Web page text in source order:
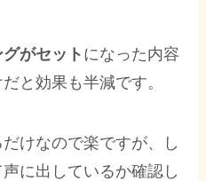
がセット になった内容
と効果も半減です。
けなので楽ですが、し
に出しているか確認し